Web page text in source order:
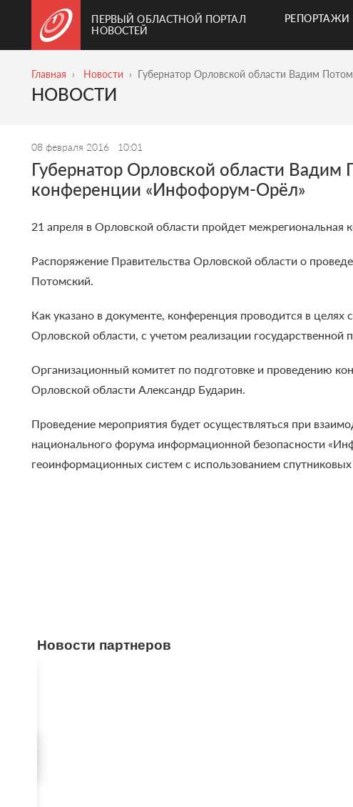
ПЕРВЫЙ ОБЛАСТНОЙ ПОРТАЛ
НОВОСТЕЙ
РЕПОРТАЖИ
Главная Новости Губернатор Орловской области Вадим
НОВОСТИ
08 февраля 2016 10:01
Губернатор Орловской области
конференции «Инфофорум-Орёл»
21 апреля в Орловской области пройдет
Распоряжение Правительства Орловской области о
Потомский.
Как указано в документе, конференция проводится в
Орловской области, с учетом реализации
Организационный комитет по подготовке и проведению
Орловской области Александр Бударин.
Проведение мероприятия будет осуществляться при
национального форума информационной безопасности
геоинформационных систем с использованием
Новости партнеров